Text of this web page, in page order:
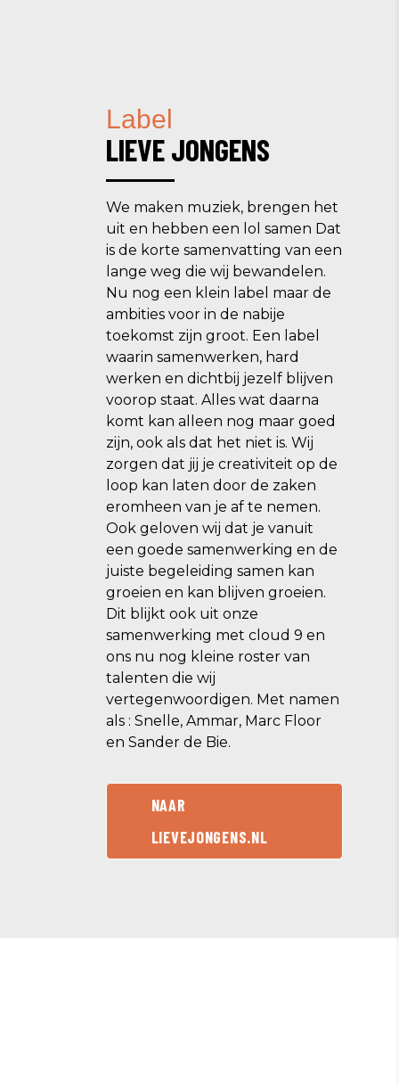
Label
LIEVE JONGENS
We maken muziek, brengen het
uit en hebben een lol samen Dat
is de korte samenvatting van een
lange weg die wij bewandelen.
Nu nog een klein label maar de
ambities voor in de nabije
toekomst zijn groot. Een label
waarin samenwerken, hard
werken en dichtbij jezelf blijven
voorop staat. Alles wat daarna
komt kan alleen nog maar goed
zijn, ook als dat het niet is. Wij
zorgen dat jij je creativiteit op de
loop kan laten door de zaken
eromheen van je af te nemen.
Ook geloven wij dat je vanuit
een goede samenwerking en de
juiste begeleiding samen kan
groeien en kan blijven groeien.
Dit blijkt ook uit onze
samenwerking met cloud 9 en
ons nu nog kleine roster van
talenten die wij
vertegenwoordigen. Met namen
als : Snelle, Ammar, Marc Floor
en Sander de Bie.
NAAR
LIEVEJONGENS.NL